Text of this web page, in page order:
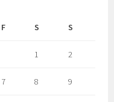
F S S
1 2
7 8 9